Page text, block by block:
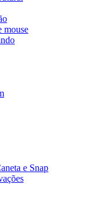
mouse
e Snap